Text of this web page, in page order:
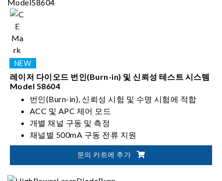
레이저 다이오드 번인(Burn-in) 및 신뢰성 테스트 시스템
Model 58604
번인(Burn-in), 신뢰성 시험 및 수명 시험에 적합
ACC 및 APC 제어 모드
개별 채널 구동 및 측정
채널별 500mA 구동 전류 지원
정밀 온도 제어 최대 125℃
개별 모듈 동작문의 카트에 추가